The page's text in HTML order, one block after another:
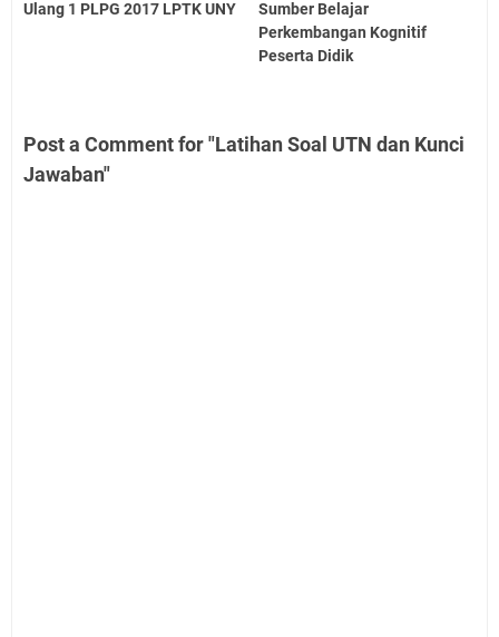
Ulang 1 PLPG 2017 LPTK UNY
Sumber Belajar
Perkembangan Kognitif
Peserta Didik
Post a Comment for "Latihan Soal UTN dan Kunci
Jawaban"